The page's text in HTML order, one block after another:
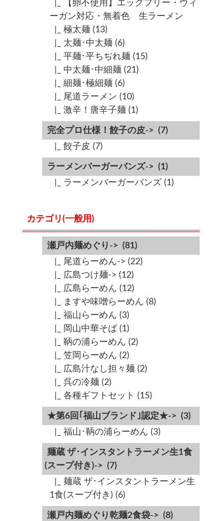
|_ 【卵不使用】エッグフリー・ヴィ
ーガン対応・無着色 生ラーメン
|_ 極太麺 (13)
|_ 太麺･中太麺 (6)
|_ 平麺･平ちぢれ麺 (15)
|_ 中太麺･中細麺 (21)
|_ 細麺･極細麺 (6)
|_ 尾道ラーメン (10)
|_ 激辛！唐辛子麺 (1)
完全プロ仕様！餃子の皮-> (7)
|_ 餃子皮 (7)
ラーメンバーガーバンズ-> (1)
|_ ラーメンバーガーバンズ(1)
カテゴリ(一般用)
瀬戸内麺めぐり-> (81)
|_ 尾道らーめん-> (22)
|_ 広島つけ麺-> (12)
|_ 広島らーめん (12)
|_ ますや味噌らーめん (8)
|_ 福山らーめん (3)
|_ 岡山中華そば(1)
|_ 鞆の浦らーめん (2)
|_ 笠岡らーめん (2)
|_ 広島汁なし担々麺 (2)
|_ 呉の冷麺 (2)
|_ 各種ギフトセット (15)
★第6回｢福山ブランド｣認定★-> (3)
|_ 福山･鞆の浦らーめん (3)
麺蔵 ザ･インスタントラーメン生1食
(スープ付き)-> (7)
|_ 麺蔵 ザ･インスタントラーメン生
1食(スープ付き) (6)
瀬戸内麺めぐり乾麺2食袋-> (8)